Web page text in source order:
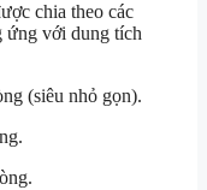
chia theo các
ứng với dung tích
(siêu nhỏ gọn).